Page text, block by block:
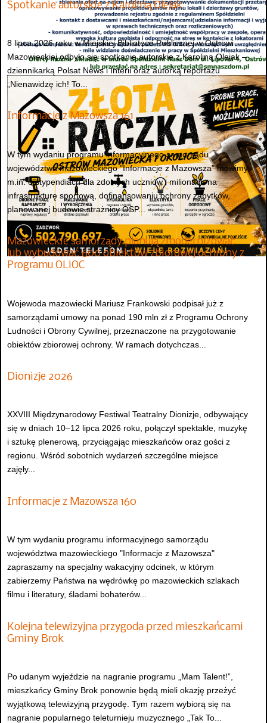
Spotkanie autorskie z Karoliną Olejak
8 lipca 2026 roku w Miejskiej Bibliotece Publicznej w Ostrowi
Mazowieckiej odbyło się spotkanie autorskie z Karoliną Olejak –
dziennikarką Polsat News i Interii oraz autorką reportażu
„Nienawidzę ich! To...
Informacje z Mazowsza 161
W tym wydaniu programu informacyjnego samorządu
województwa mazowieckiego "Informacje z Mazowsza" mówimy
m.in. o stypendiach dla zdolnych uczniów i milionach na
infrastrukturę sportową, dofinansowaniu ochrony zabytków,
planowanej budowie strażnicy OSP...
Mazowieckie samorządy planują zmodernizować
lub wybudować 600 obiektów zbiorowej ochrony z
Programu OLiOC
Wojewoda mazowiecki Mariusz Frankowski podpisał już z
samorządami umowy na ponad 190 mln zł z Programu Ochrony
Ludności i Obrony Cywilnej, przeznaczone na przygotowanie
obiektów zbiorowej ochrony. W ramach dotychczas...
Dionizje 2026
XXVIII Międzynarodowy Festiwal Teatralny Dionizje, odbywający
się w dniach 10–12 lipca 2026 roku, połączył spektakle, muzykę
i sztukę plenerową, przyciągając mieszkańców oraz gości z
regionu. Wśród sobotnich wydarzeń szczególne miejsce
zajęły...
Informacje z Mazowsza 160
W tym wydaniu programu informacyjnego samorządu
województwa mazowieckiego "Informacje z Mazowsza"
zapraszamy na specjalny wakacyjny odcinek, w którym
zabierzemy Państwa na wędrówkę po mazowieckich szlakach
filmu i literatury, śladami bohaterów...
Kolejna telewizyjna przygoda przed mieszkańcami
Gminy Brok
Po udanym wyjeździe na nagranie programu „Mam Talent!”,
mieszkańcy Gminy Brok ponownie będą mieli okazję przeżyć
wyjątkową telewizyjną przygodę. Tym razem wybiorą się na
nagranie popularnego teleturnieju muzycznego „Tak To...